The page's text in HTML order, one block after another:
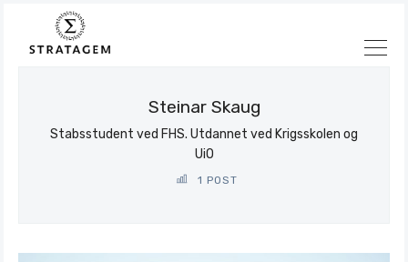
Søk
Steinar Skaug
Stabsstudent ved FHS. Utdannet ved Krigsskolen og
UiO
1 POST